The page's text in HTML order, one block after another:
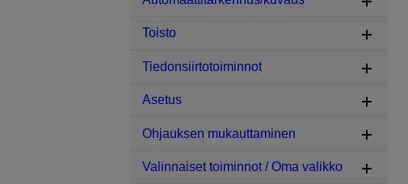
Toisto
Tiedonsiirtotoiminnot
Asetus
Ohjauksen mukauttaminen
Valinnaiset toiminnot / Oma valikko